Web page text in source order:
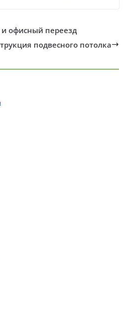
офисный переезд
подвесного потолка